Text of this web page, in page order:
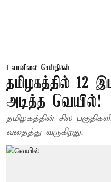
வானிலை செய்திகள்
தமிழகத்தில் 12
அடித்த வெயில்!
தமிழகத்தின் சில
வதைத்து வருகிறது.